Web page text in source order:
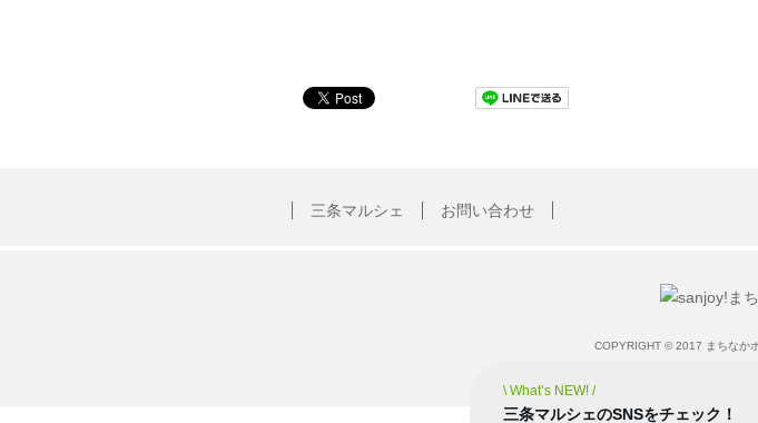
三条マルシェ お問い合わせ
COPYRIGHT © 2017 まちなか
\ What’s NEW! /
三条マルシェのSNSをチェック！